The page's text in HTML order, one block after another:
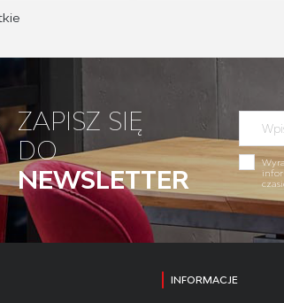
ZAPISZ SIĘ
DO
NEWSLETTER
INFORMACJE